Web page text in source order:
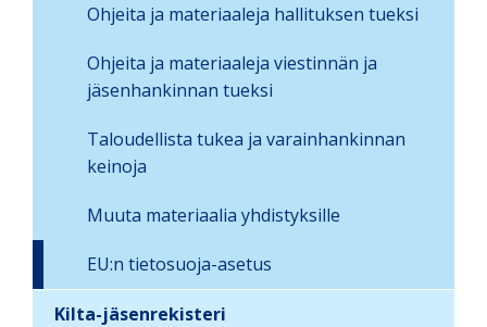
n
Ohjeita ja materiaaleja hallituksen tueksi
Ohjeita ja materiaaleja viestinnän ja
jäsenhankinnan tueksi
Taloudellista tukea ja varainhankinnan
keinoja
Muuta materiaalia yhdistyksille
EU:n tietosuoja-asetus
Kilta-jäsenrekisteri